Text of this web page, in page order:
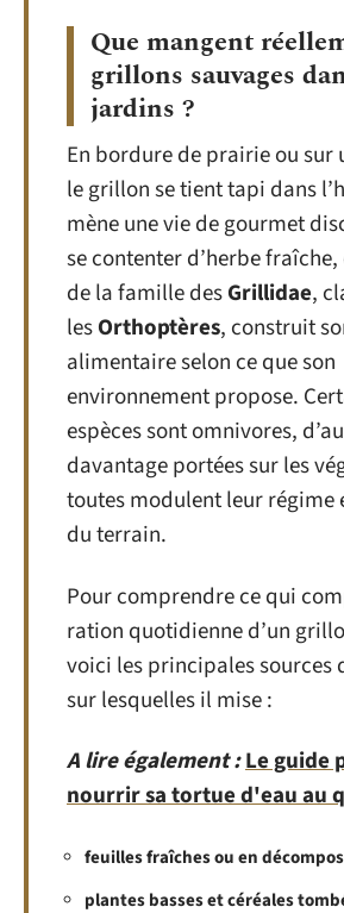
Que mangent
grillons sauvages
jardins ?
En bordure de prairie ou sur
le grillon se tient tapi dans
mène une vie de gourmet
se contenter d’herbe
de la famille desGrillidae,
lesOrthoptères, construit
alimentaire selon ce que son
environnement propose.
espèces sont omnivores,
davantage portées sur les
toutes modulent leur régime
du terrain.
Pour comprendre ce qui
ration quotidienne d’un
voici les principales sources
sur lesquelles il mise :
A lire également :Le guide
nourrir sa tortue d'eau au
feuilles fraîches ou en
plantes basses et céréales